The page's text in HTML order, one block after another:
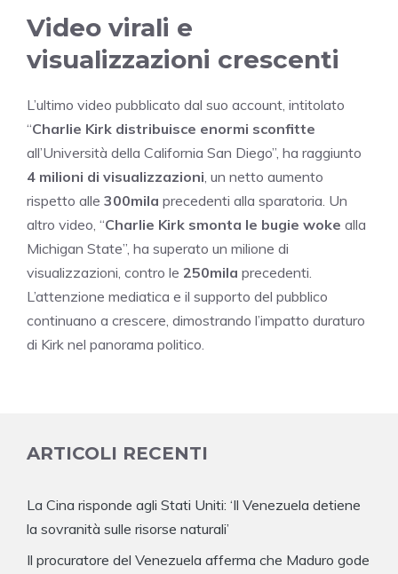
Video virali e
visualizzazioni crescenti
L’ultimo video pubblicato dal suo account, intitolato
“Charlie Kirk distribuisce enormi sconfitte
all’Università della California San Diego”, ha raggiunto
4 milioni di visualizzazioni, un netto aumento
rispetto alle 300mila precedenti alla sparatoria. Un
altro video, “Charlie Kirk smonta le bugie woke alla
Michigan State”, ha superato un milione di
visualizzazioni, contro le 250mila precedenti.
L’attenzione mediatica e il supporto del pubblico
continuano a crescere, dimostrando l’impatto duraturo
di Kirk nel panorama politico.
ARTICOLI RECENTI
La Cina risponde agli Stati Uniti: ‘Il Venezuela detiene
la sovranità sulle risorse naturali’
Il procuratore del Venezuela afferma che Maduro gode